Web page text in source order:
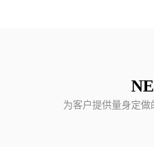
为客户提供量身定